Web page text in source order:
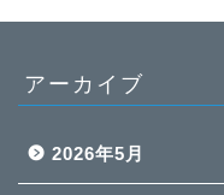
アーカイブ
2026年5月